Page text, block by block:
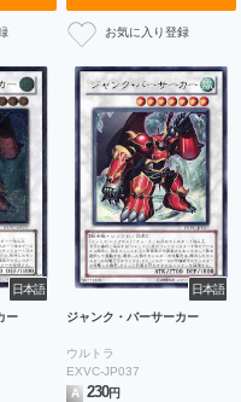
日本語
ー
日本語
ジャンク・バーサーカー
ウルトラ
EXVC-JP037
A 230円